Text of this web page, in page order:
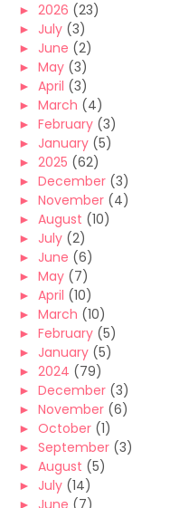
► 2026 (23)
► July (3)
► June (2)
► May (3)
► April (3)
► March (4)
► February (3)
► January (5)
► 2025 (62)
► December (3)
► November (4)
► August (10)
► July (2)
► June (6)
► May (7)
► April (10)
► March (10)
► February (5)
► January (5)
► 2024 (79)
► December (3)
► November (6)
► October (1)
► September (3)
► August (5)
► July (14)
► June (7)